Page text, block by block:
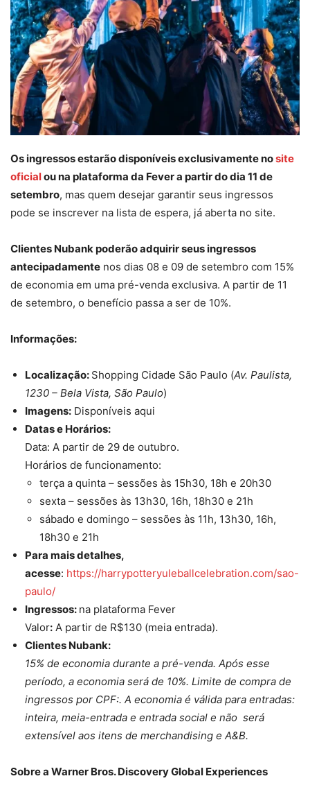
Os ingressos estarão disponíveis exclusivamente nosite
oficialou na plataforma da Fever a partir do dia 11 de
setembro, mas quem desejar garantir seus ingressos
pode se inscrever na lista de espera, já aberta no site.
Clientes Nubank poderão adquirir seus ingressos
antecipadamente nos dias 08 e 09 de setembro com 15%
de economia em uma pré-venda exclusiva. A partir de 11
de setembro, o benefício passa a ser de 10%.
Informações:
Localização: Shopping Cidade São Paulo (Av. Paulista,
1230 – Bela Vista, São Paulo)
Imagens: Disponíveis aqui
Datas e Horários:
Data: A partir de 29 de outubro.
Horários de funcionamento:
terça a quinta – sessões às 15h30, 18h e 20h30
sexta – sessões às 13h30, 16h, 18h30 e 21h
sábado e domingo – sessões às 11h, 13h30, 16h,
18h30 e 21h
Para mais detalhes,
acesse: https://harrypotteryuleballcelebration.com/sao-
paulo/
Ingressos: na plataforma Fever
Valor: A partir de R$130 (meia entrada).
Clientes Nubank:
15% de economia durante a pré-venda. Após esse
período, a economia será de 10%. Limite de compra de
ingressos por CPF:. A economia é válida para entradas:
inteira, meia-entrada e entrada social e não será
extensível aos itens de merchandising e A&B.
Sobre a Warner Bros. Discovery Global Experiences